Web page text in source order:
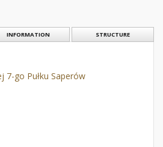
INFORMATION STRUCTURE
7-go Pułku Saperów